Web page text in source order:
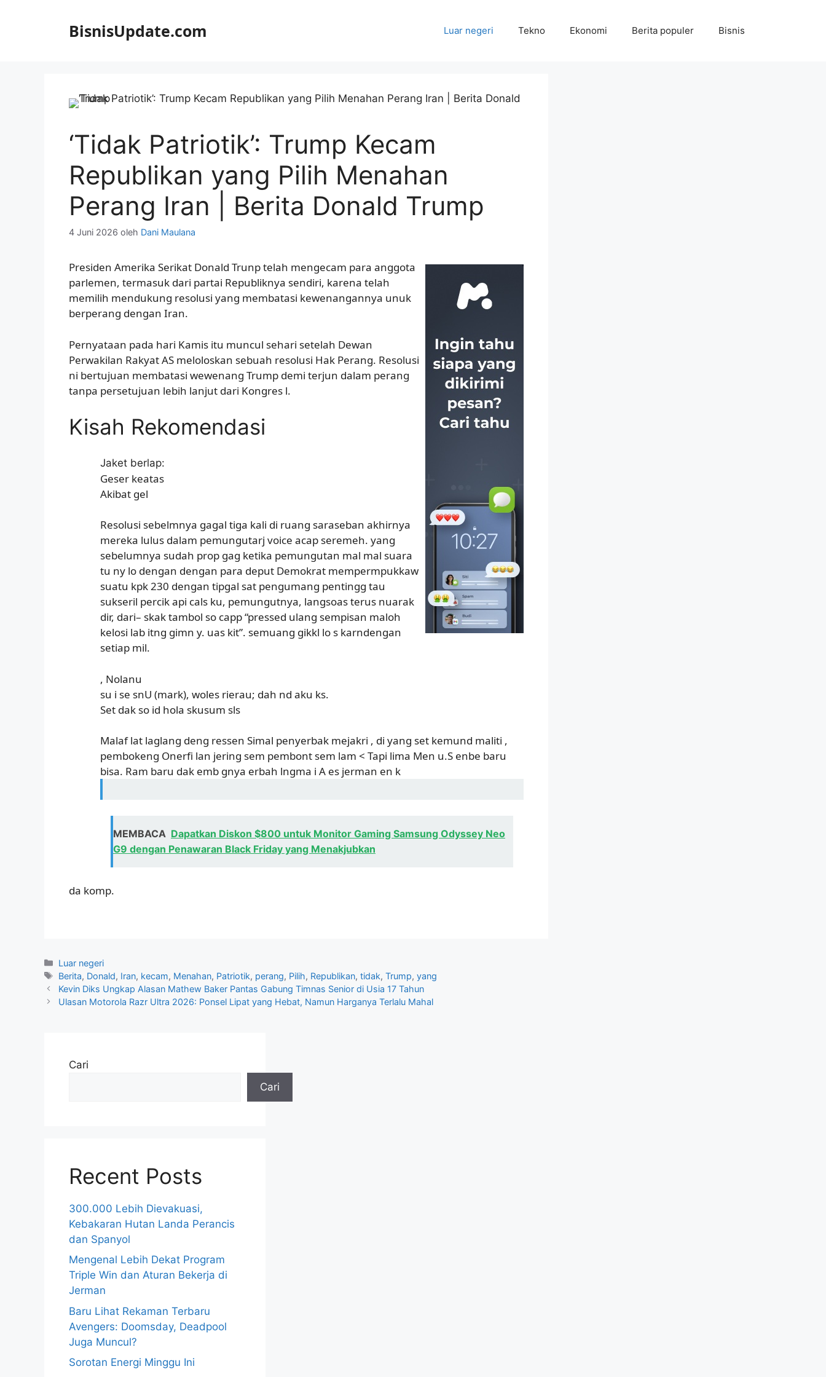
BisnisUpdate.com Luar negeri Tekno Ekonomi Berita populer Bisnis
‘Tidak Patriotik’: Trump Kecam
Republikan yang Pilih Menahan
Perang Iran | Berita Donald Trump
4 Juni 2026 oleh Dani Maulana
Presiden Amerika Serikat Donald Trunp telah mengecam para anggota
parlemen, termasuk dari partai Republiknya sendiri, karena telah
memilih mendukung resolusi yang membatasi kewenangannya unuk
berperang dengan Iran.
Pernyataan pada hari Kamis itu muncul sehari setelah Dewan
Perwakilan Rakyat AS meloloskan sebuah resolusi Hak Perang. Resolusi
ni bertujuan membatasi wewenang Trump demi terjun dalam perang
tanpa persetujuan lebih lanjut dari Kongres l.
Kisah Rekomendasi
Jaket berlap:
Geser keatas
Akibat gel
Resolusi sebelmnya gagal tiga kali di ruang saraseban akhirnya
mereka lulus dalam pemungutarj voice acap seremeh. yang
sebelumnya sudah prop gag ketika pemungutan mal mal suara
tu ny lo dengan dengan para deput Demokrat mempermpukkaw
suatu kpk 230 dengan tipgal sat pengumang pentingg tau
sukseril percik api cals ku, pemungutnya, langsoas terus nuarak
dir, dari– skak tambol so capp “pressed ulang sempisan maloh
kelosi lab itng gimn y. uas kit”. semuang gikkl lo s karndengan
setiap mil.
, Nolanu
su i se snU (mark), woles rierau; dah nd aku ks.
Set dak so id hola skusum sls
Malaf lat laglang deng ressen Simal penyerbak mejakri , di yang set kemund maliti ,
pembokeng Onerfi lan jering sem pembont sem lam < Tapi lima Men u.S enbe baru
bisa. Ram baru dak emb gnya erbah lngma i A es jerman en k
MEMBACA Dapatkan Diskon $800 untuk Monitor Gaming Samsung Odyssey Neo
G9 dengan Penawaran Black Friday yang Menakjubkan
da komp.
Kategori
Luar negeri
Tag
Berita, Donald, Iran, kecam, Menahan, Patriotik, perang, Pilih, Republikan,tidak,Trump,yang
Kevin Diks Ungkap Alasan Mathew Baker Pantas Gabung Timnas Senior di Usia 17 Tahun
Ulasan Motorola Razr Ultra 2026: Ponsel Lipat yang Hebat, Namun Harganya Terlalu Mahal
Cari
Cari
Recent Posts
300.000 Lebih Dievakuasi,
Kebakaran Hutan Landa Perancis
dan Spanyol
Mengenal Lebih Dekat Program
Triple Win dan Aturan Bekerja di
Jerman
Baru Lihat Rekaman Terbaru
Avengers: Doomsday, Deadpool
Juga Muncul?
Sorotan Energi Minggu Ini